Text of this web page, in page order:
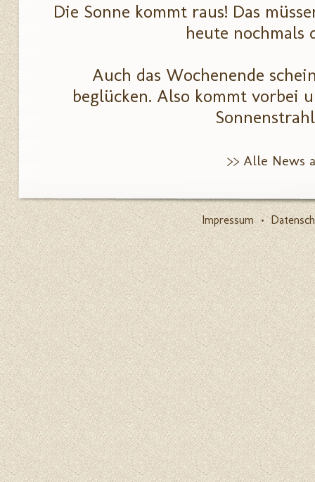
Die Sonne kommt raus! Das
heute nochmals
Auch das Wochenende
beglücken. Also kommt vorbei
>> Alle News
Impressum •